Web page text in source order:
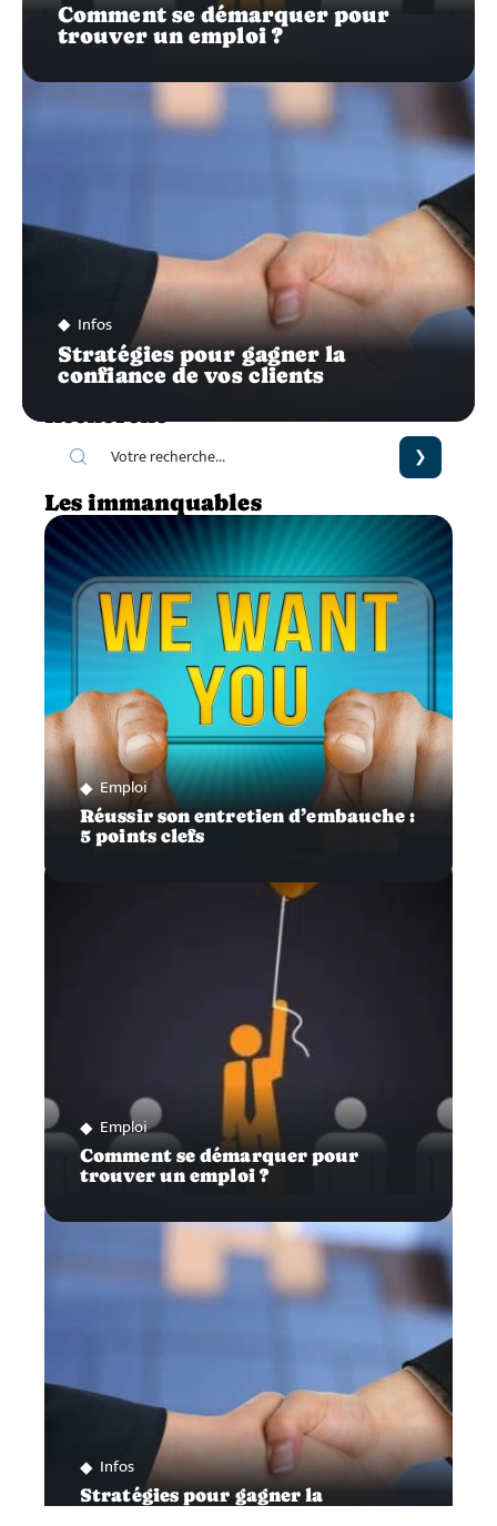
Comment se démarquer pour
trouver un emploi ?
Infos
Stratégies pour gagner la
confiance de vos clients
Recherche
Les immanquables
Emploi
Réussir son entretien d’embauche :
5 points clefs
Emploi
Comment se démarquer pour
trouver un emploi ?
Infos
Stratégies pour gagner la